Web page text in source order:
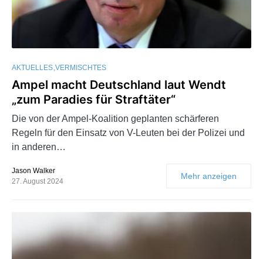
AKTUELLES VERMISCHTES
Ampel macht Deutschland laut Wendt
„zum Paradies für Straftäter“
Die von der Ampel-Koalition geplanten schärferen
Regeln für den Einsatz von V-Leuten bei der Polizei und
in anderen…
Jason Walker
27. August 2024
Mehr anzeigen